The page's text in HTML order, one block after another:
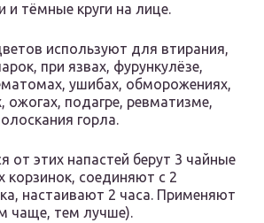
и тёмные круги на лице.
используют для втирания,
при язвах, фурункулёзе,
ушибах, обморожениях,
ожогах, подагре, ревматизме,
горла.
от этих напастей берут 3 чайные
корзинок, соединяют с 2
настаивают 2 часа. Применяют
чаще, тем лучше).